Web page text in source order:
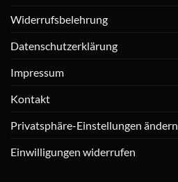
Widerrufsbelehrung
Datenschutzerklärung
Impressum
Kontakt
Privatsphäre-Einstellungen ändern
Einwilligungen widerrufen